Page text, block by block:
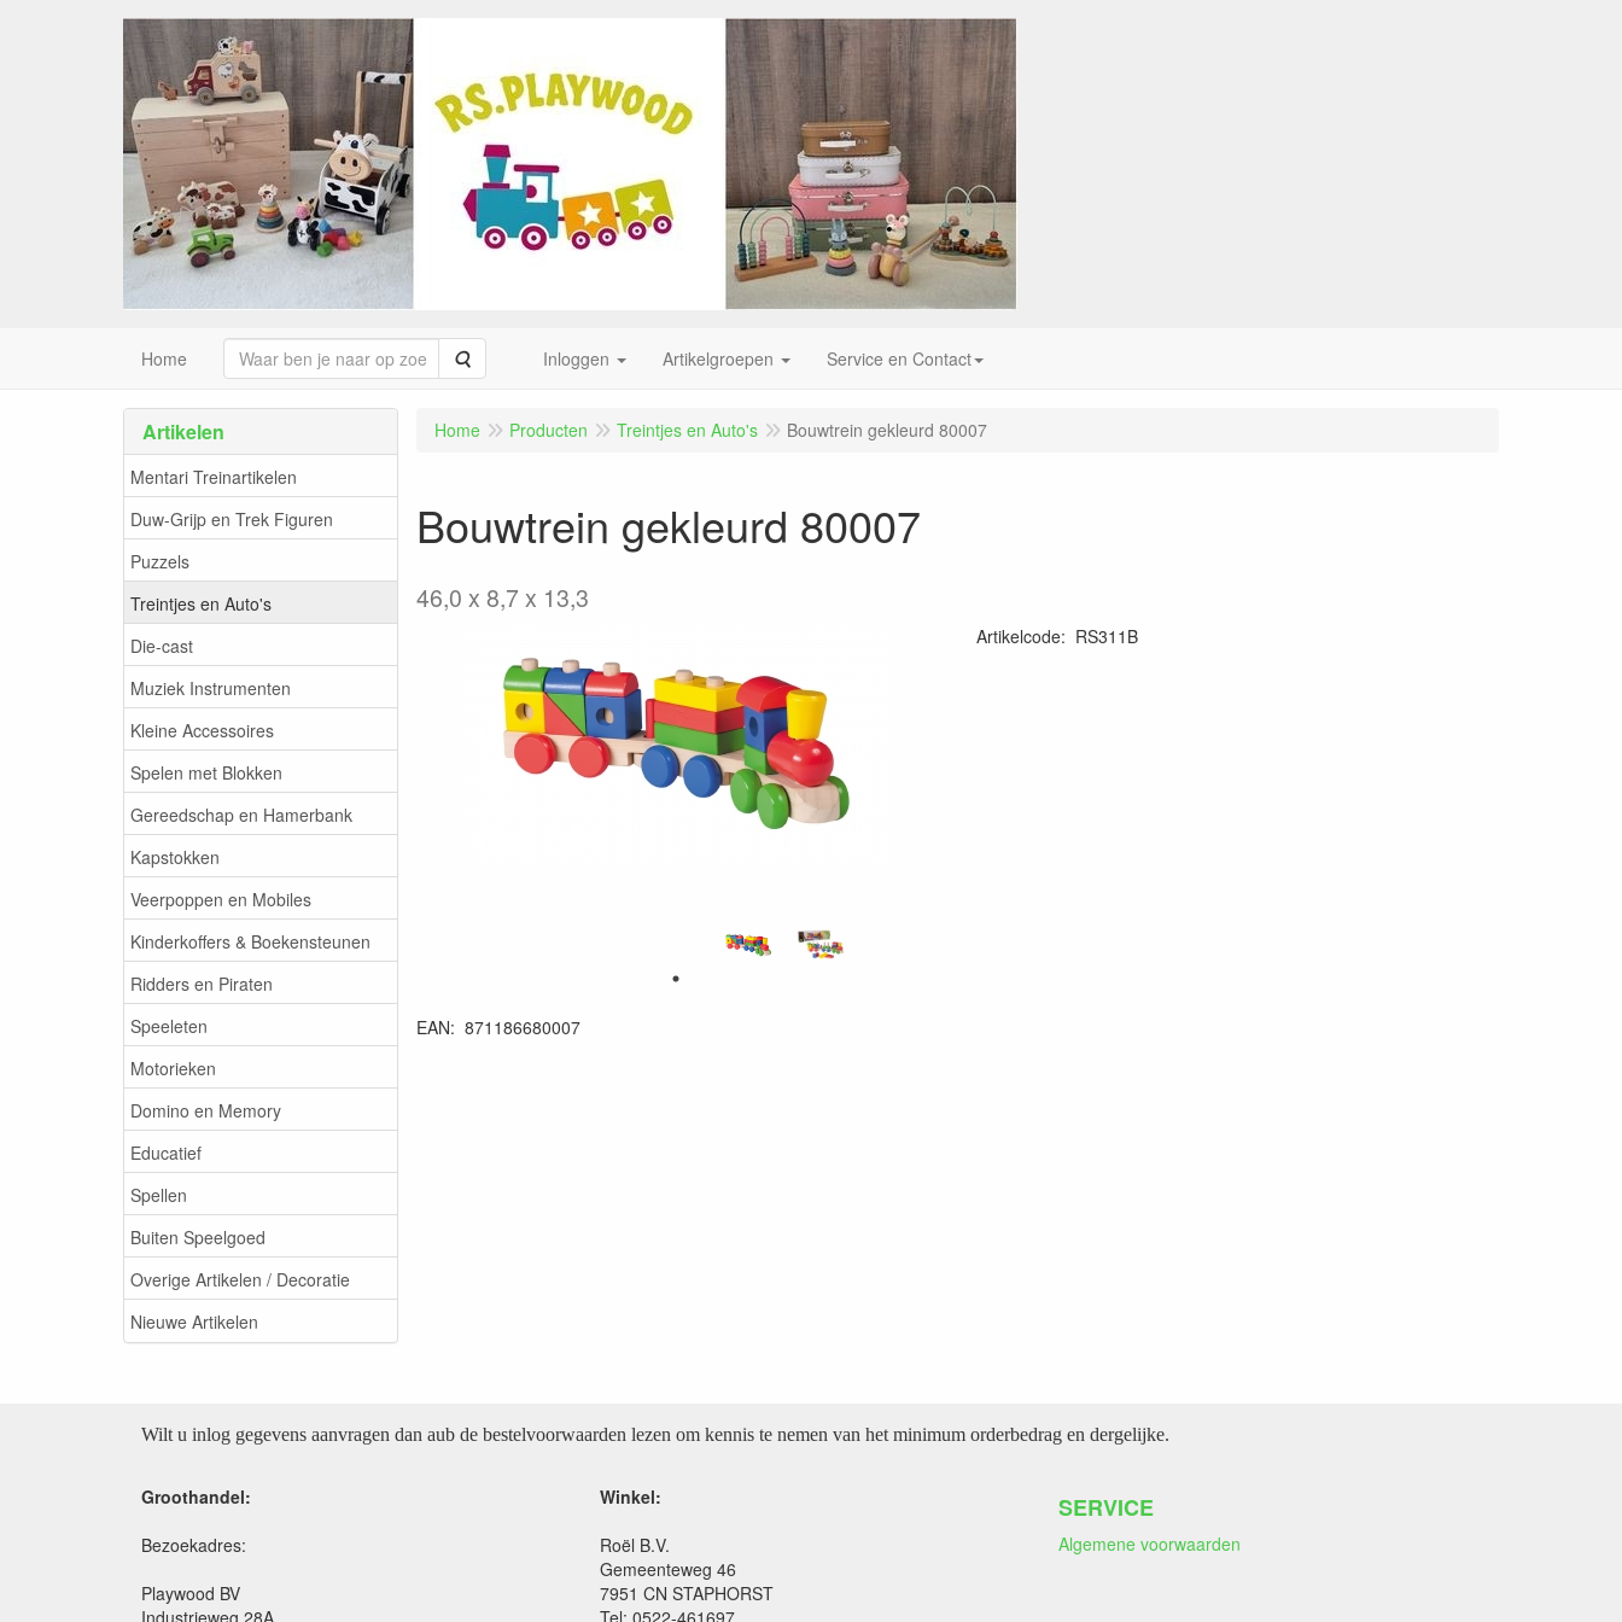
Home Zoeken Inloggen Artikelgroepen Service en Contact
Artikelen
Mentari Treinartikelen
Duw-Grijp en Trek Figuren
Puzzels
Treintjes en Auto's
Die-cast
Muziek Instrumenten
Kleine Accessoires
Spelen met Blokken
Gereedschap en Hamerbank
Kapstokken
Veerpoppen en Mobiles
Kinderkoffers & Boekensteunen
Ridders en Piraten
Speeleten
Motorieken
Domino en Memory
Educatief
Spellen
Buiten Speelgoed
Overige Artikelen / Decoratie
Nieuwe Artikelen
Home Producten Treintjes en Auto's Bouwtrein gekleurd 80007
Bouwtrein gekleurd 80007
46,0 x 8,7 x 13,3
Artikelcode: RS311B
EAN: 871186680007
Wilt u inlog gegevens aanvragen dan aub de bestelvoorwaarden lezen om kennis te nemen van het minimum orderbedrag en dergelijke.
Groothandel:
Bezoekadres:
Playwood BV
Industrieweg 28A
Winkel:
Roël B.V.
Gemeenteweg 46
7951 CN STAPHORST
Tel: 0522-461697
SERVICE
Algemene voorwaarden